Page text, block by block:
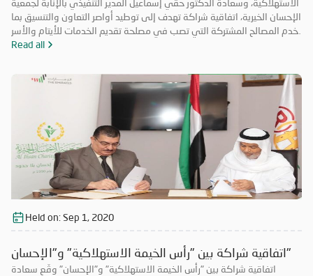
الاستهلاكية، وسعادة الدكتور حقي إسماعيل المدير التنفيذي بالإنابة لجمعية
الإحسان الخيرية، اتفاقية شراكة تهدف إلى توطيد أواصر التعاون والتنسيق بما
يخدم المصالح المشتركة التي تصب في مصلحة تقديم الخدمات للأيتام والأسر
المحتاجة والمتعففة ودعم الحالات الإنسانية، إضافة إلى أهمية ترسيخ علاقة
يحقق الأهداف الاستراتيجية، ويشكّل قيمة مضافة لهما.
Read all
Held on:Sep 1, 2020
اتفاقية شراكة بين "رأس الخيمة الاستهلاكية" و"الإحسان"
اتفاقية شراكة بين "رأس الخيمة الاستهلاكية" و"الإحسان" وقّع سعادة